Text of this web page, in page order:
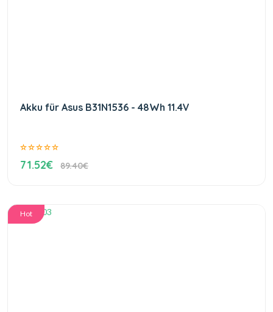
Akku für Asus B31N1536 - 48Wh 11.4V
71.52€ 89.40€
Hot